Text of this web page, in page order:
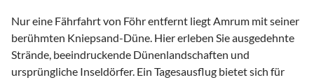
Nur eine Fährfahrt von Föhr entfernt liegt Amrum mit seiner
berühmten Kniepsand-Düne. Hier erleben Sie ausgedehnte
Strände, beeindruckende Dünenlandschaften und
ursprüngliche Inseldörfer. Ein Tagesausflug bietet sich für